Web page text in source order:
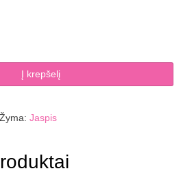
Į krepšelį
Žyma: Jaspis